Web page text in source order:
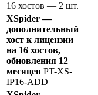
16 хостов — 2 шт.
XSpider —
дополнительный
хост к лицензии
на 16 хостов,
обновления 12
месяцев PT-XS-
IP16-ADD